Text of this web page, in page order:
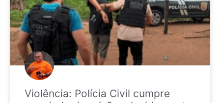
Violência: Polícia Civil cumpre